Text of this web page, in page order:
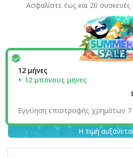
Ασφαλίστε έως και 20
12 μήνες
+ 12 μπόνους μήνες
Εγγύηση επιστροφής χρημάτων
Η τιμή